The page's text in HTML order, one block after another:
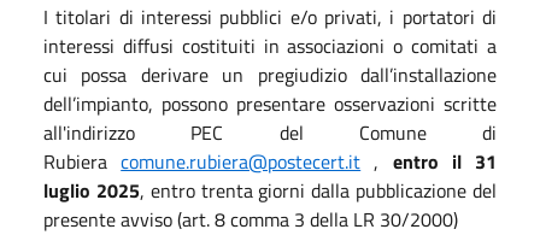
I titolari di interessi pubblici e/o privati, i portatori di
interessi diffusi costituiti in associazioni o comitati a
cui possa derivare un pregiudizio dall’installazione
dell’impianto, possono presentare osservazioni scritte
all'indirizzo PEC del Comune di
Rubieracomune.rubiera@postecert.it , entro il 31
luglio 2025, entro trenta giorni dalla pubblicazione del
presente avviso (art. 8 comma 3 della LR 30/2000)